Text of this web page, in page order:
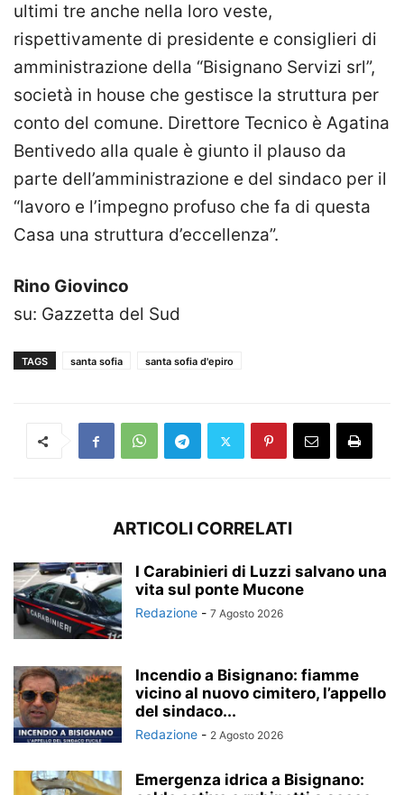
ultimi tre anche nella loro veste,
rispettivamente di presidente e consiglieri di
amministrazione della “Bisignano Servizi srl”,
società in house che gestisce la struttura per
conto del comune. Direttore Tecnico è Agatina
Bentivedo alla quale è giunto il plauso da
parte dell’amministrazione e del sindaco per il
“lavoro e l’impegno profuso che fa di questa
Casa una struttura d’eccellenza”.
Rino Giovinco
su: Gazzetta del Sud
TAGS santa sofia santa sofia d'epiro
ARTICOLI CORRELATI
I Carabinieri di Luzzi salvano una
vita sul ponte Mucone
Redazione - 7 Agosto 2026
Incendio a Bisignano: fiamme
vicino al nuovo cimitero, l’appello
del sindaco...
Redazione - 2 Agosto 2026
Emergenza idrica a Bisignano: